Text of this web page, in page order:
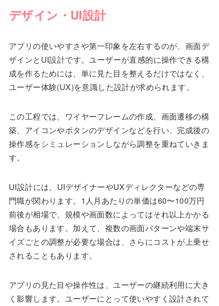
デザイン・UI設計
アプリの使いやすさや第一印象を左右するのが、画面デ
ザインとUI設計です。ユーザーが直感的に操作できる構
成を作るためには、単に見た目を整えるだけではなく、
ユーザー体験(UX)を意識した設計が求められます。
この工程では、ワイヤーフレームの作成、画面遷移の構
築、アイコンやボタンのデザインなどを行い、完成後の
操作感をシミュレーションしながら調整を重ねていきま
す。
UI設計には、UIデザイナーやUXディレクターなどの専
門職が関わります。1人月あたりの単価は60〜100万円
前後が相場で、規模や画面数によってはそれ以上かかる
場合もあります。加えて、複数の画面パターンや端末サ
イズごとの調整が必要な場合は、さらにコストが上乗せ
されることもあります。
アプリの見た目や操作性は、ユーザーの継続利用に大き
く影響します。ユーザーにとって使いやすく設計されて